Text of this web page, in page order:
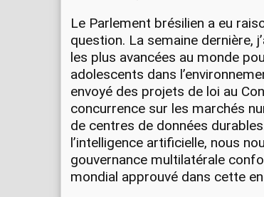
Le Parlement brésilien a eu
question. La semaine dernière,
les plus avancées au monde
adolescents dans
envoyé des projets de loi au
concurrence sur les marchés
de centres de données
l’intelligence artificielle, nous
gouvernance multilatérale
mondial approuvé dans cette